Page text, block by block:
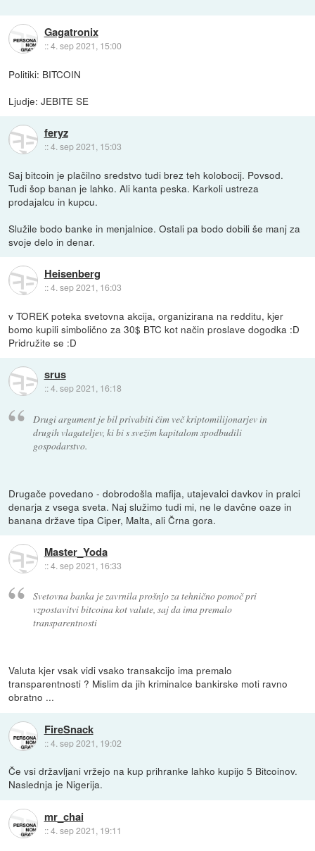
Gagatronix
::4. sep 2021, 15:00
Politiki: BITCOIN
Ljudje: JEBITE SE
feryz
::4. sep 2021, 15:03
Saj bitcoin je plačilno sredstvo tudi brez teh kolobocij. Povsod.
Tudi šop banan je lahko. Ali kanta peska. Karkoli ustreza
prodajalcu in kupcu.
Služile bodo banke in menjalnice. Ostali pa bodo dobili še manj za
svoje delo in denar.
Heisenberg
::4. sep 2021, 16:03
v TOREK poteka svetovna akcija, organizirana na redditu, kjer
bomo kupili simbolično za 30$ BTC kot način proslave dogodka :D
Pridružite se :D
srus
::4. sep 2021, 16:18
Drugi argument je bil privabiti čim več kriptomilijonarjev in
drugih vlagateljev, ki bi s svežim kapitalom spodbudili
gospodarstvo.
Drugače povedano - dobrodošla mafija, utajevalci davkov in pralci
denarja z vsega sveta. Naj služimo tudi mi, ne le davčne oaze in
banana države tipa Ciper, Malta, ali Črna gora.
Master_Yoda
::4. sep 2021, 16:33
Svetovna banka je zavrnila prošnjo za tehnično pomoč pri
vzpostavitvi bitcoina kot valute, saj da ima premalo
transparentnosti
Valuta kjer vsak vidi vsako transakcijo ima premalo
transparentnosti ? Mislim da jih kriminalce bankirske moti ravno
obratno ...
FireSnack
::4. sep 2021, 19:02
Če vsi državljani vržejo na kup prihranke lahko kupijo 5 Bitcoinov.
Naslednja je Nigerija.
mr_chai
::4. sep 2021, 19:11